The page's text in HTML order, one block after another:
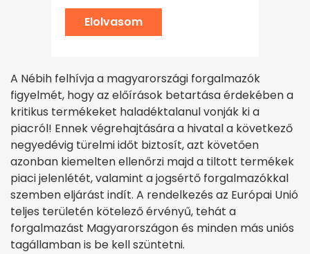
Elolvasom
A Nébih felhívja a magyarországi forgalmazók
figyelmét, hogy az előírások betartása érdekében a
kritikus termékeket haladéktalanul vonják ki a
piacról! Ennek végrehajtására a hivatal a következő
negyedévig türelmi időt biztosít, azt követően
azonban kiemelten ellenőrzi majd a tiltott termékek
piaci jelenlétét, valamint a jogsértő forgalmazókkal
szemben eljárást indít. A rendelkezés az Európai Unió
teljes területén kötelező érvényű, tehát a
forgalmazást Magyarországon és minden más uniós
tagállamban is be kell szüntetni.